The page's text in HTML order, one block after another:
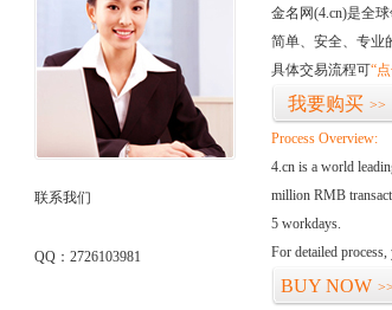
联系我们
QQ：2726103981
金名网(4.cn)是全
简单、安全、专业
具体交易流程可“
我要购买 >>
Process Overview:
4.cn is a world
million RMB
5 workdays.
For detailed process,
BUY NOW >>